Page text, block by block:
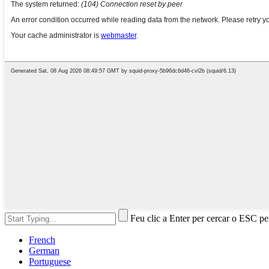
Feu clic a Enter per cercar o ESC
French
German
Portuguese